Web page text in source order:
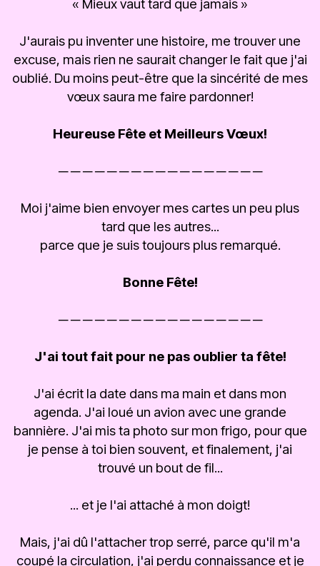
« Mieux vaut tard que jamais »
J'aurais pu inventer une histoire, me trouver une
excuse, mais rien ne saurait changer le fait que j'ai
oublié. Du moins peut-être que la sincérité de mes
vœux saura me faire pardonner!
Heureuse Fête et Meilleurs Vœux!
─ ─ ─ ─ ─ ─ ─ ─ ─ ─ ─ ─ ─ ─ ─ ─ ─
Moi j'aime bien envoyer mes cartes un peu plus
tard que les autres...
parce que je suis toujours plus remarqué.
Bonne Fête!
─ ─ ─ ─ ─ ─ ─ ─ ─ ─ ─ ─ ─ ─ ─ ─ ─
J'ai tout fait pour ne pas oublier ta fête!
J'ai écrit la date dans ma main et dans mon
agenda. J'ai loué un avion avec une grande
bannière. J'ai mis ta photo sur mon frigo, pour que
je pense à toi bien souvent, et finalement, j'ai
trouvé un bout de fil...
... et je l'ai attaché à mon doigt!
Mais, j'ai dû l'attacher trop serré, parce qu'il m'a
coupé la circulation, j'ai perdu connaissance et je